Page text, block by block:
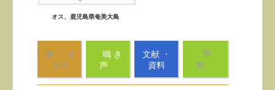
オス、鹿児島県奄美大島
卵 ・ オ
タマ
鳴 き
声
文献 ・
資料
写
真